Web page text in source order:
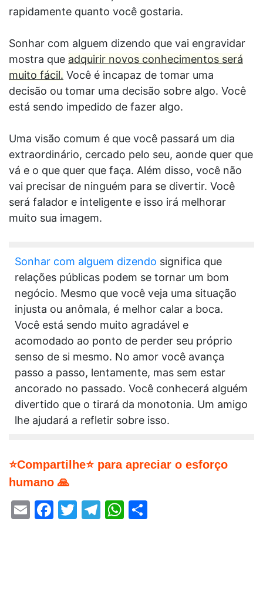
rapidamente quanto você gostaria.
Sonhar com alguem dizendo que vai engravidar
mostra que adquirir novos conhecimentos será
muito fácil. Você é incapaz de tomar uma
decisão ou tomar uma decisão sobre algo. Você
está sendo impedido de fazer algo.
Uma visão comum é que você passará um dia
extraordinário, cercado pelo seu, aonde quer que
vá e o que quer que faça. Além disso, você não
vai precisar de ninguém para se divertir. Você
será falador e inteligente e isso irá melhorar
muito sua imagem.
Sonhar com alguem dizendo significa que
relações públicas podem se tornar um bom
negócio. Mesmo que você veja uma situação
injusta ou anômala, é melhor calar a boca.
Você está sendo muito agradável e
acomodado ao ponto de perder seu próprio
senso de si mesmo. No amor você avança
passo a passo, lentamente, mas sem estar
ancorado no passado. Você conhecerá alguém
divertido que o tirará da monotonia. Um amigo
lhe ajudará a refletir sobre isso.
⭐Compartilhe⭐ para apreciar o esforço
humano 🙏
EmailFacebook
Twitter
Telegram
WhatsApp